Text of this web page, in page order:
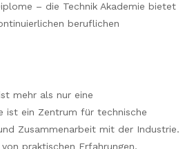
– die Technik Akademie bietet
beruflichen
mehr als nur eine
ist ein Zentrum für technische
Zusammenarbeit mit der Industrie.
praktischen Erfahrungen,